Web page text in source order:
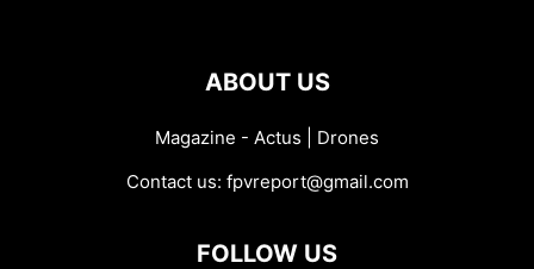
ABOUT US
Magazine - Actus | Drones
Contact us: fpvreport@gmail.com
FOLLOW US